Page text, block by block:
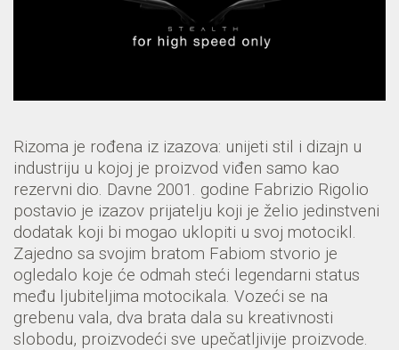
Rizoma je rođena iz izazova: unijeti stil i dizajn u
industriju u kojoj je proizvod viđen samo kao
rezervni dio. Davne 2001. godine Fabrizio Rigolio
postavio je izazov prijatelju koji je želio jedinstveni
dodatak koji bi mogao uklopiti u svoj motocikl.
Zajedno sa svojim bratom Fabiom stvorio je
ogledalo koje će odmah steći legendarni status
među ljubiteljima motocikala. Vozeći se na
grebenu vala, dva brata dala su kreativnosti
slobodu, proizvodeći sve upečatljivije proizvode.